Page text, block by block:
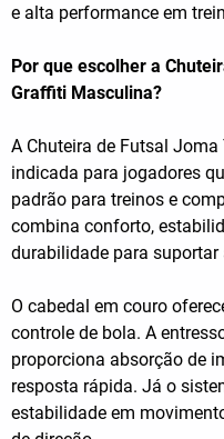
e alta performance em
Por que escolher a
Graffiti Masculina?
A Chuteira de Futsal
indicada para jogadores
padrão para treinos e
combina conforto,
durabilidade para
O cabedal em couro
controle de bola. A
proporciona absorção de
resposta rápida. Já o
estabilidade em